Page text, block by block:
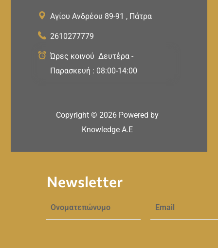
Αγίου Ανδρέου 89-91 , Πάτρα
2610277779
Ώρες κοινού Δευτέρα -
Παρασκευή : 08:00-14:00
Copyright © 2026 Powered by
Knowledge A.E
Newsletter